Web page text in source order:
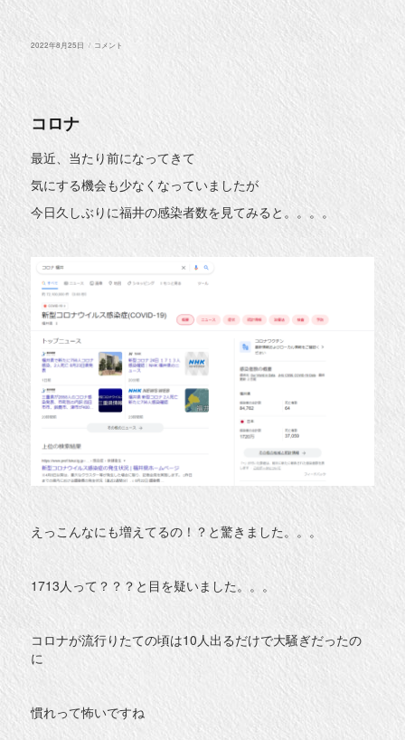
投
2022年8月25日
夏
コメント
コロナ
最近、当たり前になってきて
気にする機会も少なくなっていましたが
今日久しぶりに福井の感染者数を見てみると。。。。
えっこんなにも増えてるの！？と驚きました。。。
1713人って？？？と目を疑いました。。。
コロナが流行りたての頃は10人出るだけで大騒ぎだったの
に
慣れって怖いですね